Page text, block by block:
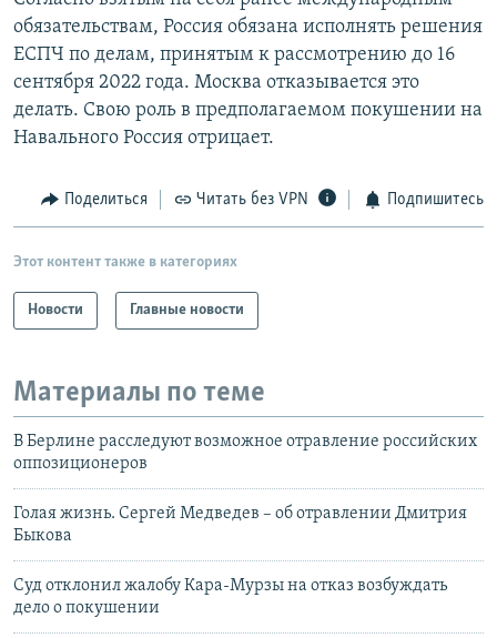
обязательствам, Россия обязана исполнять решения
ЕСПЧ по делам, принятым к рассмотрению до 16
сентября 2022 года. Москва отказывается это
делать. Свою роль в предполагаемом покушении на
Навального Россия отрицает.
Поделиться Читать без VPN Подпишитесь
Этот контент также в категориях
Новости Главные новости
Материалы по теме
В Берлине расследуют возможное отравление российских
оппозиционеров
Голая жизнь. Сергей Медведев – об отравлении Дмитрия
Быкова
Суд отклонил жалобу Кара-Мурзы на отказ возбуждать
дело о покушении